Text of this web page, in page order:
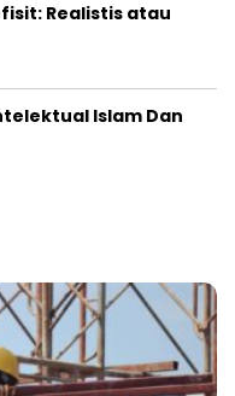
Realistis atau
Islam Dan